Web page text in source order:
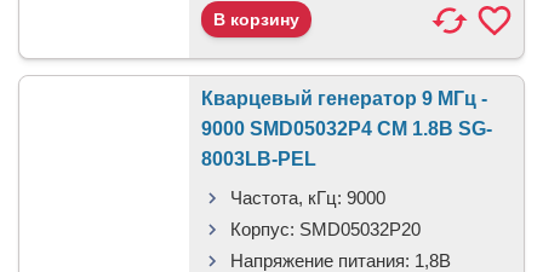
Кварцевый генератор 9 МГц -
9000 SMD05032P4 CM 1.8В SG-
8003LB-PEL
Частота, кГц: 9000
Корпус: SMD05032P20
Напряжение питания: 1,8В